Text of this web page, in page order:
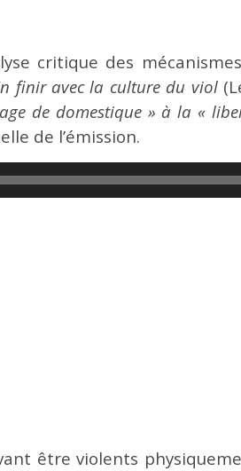
critique des
finir avec la culture du viol
de domestique » à la «
de l’émission.
être violents